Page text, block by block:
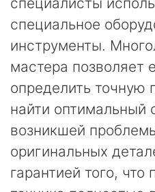
специальное
инструменты.
мастера позволяет
определить точную
найти оптимальный
возникшей
оригинальных
гарантией того, что